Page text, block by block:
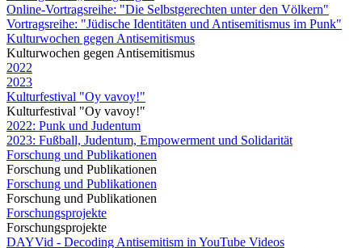
Online-Vortragsreihe: "Die Selbstgerechten unter den Völkern"
Vortragsreihe: "Jüdische Identitäten und Antisemitismus im Punk"
Kulturwochen gegen Antisemitismus
Kulturwochen gegen Antisemitismus
2022
2023
Kulturfestival "Oy vavoy!"
Kulturfestival "Oy vavoy!"
2022: Punk und Judentum
2023: Fußball, Judentum, Empowerment und Solidarität
Forschung und Publikationen
Forschung und Publikationen
Forschung und Publikationen
Forschung und Publikationen
Forschungsprojekte
Forschungsprojekte
DAYVid - Decoding Antisemitism in YouTube Videos